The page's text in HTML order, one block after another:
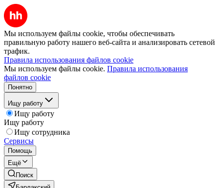
Мы используем файлы cookie, чтобы обеспечивать
правильную работу нашего веб-сайта и анализировать сетевой
трафик.
Правила использования файлов cookie
Мы используем файлы cookie. Правила использования
файлов cookie
Понятно
Ищу работу
Ищу работу
Ищу работу
Ищу сотрудника
Сервисы
Помощь
Ещё
Поиск